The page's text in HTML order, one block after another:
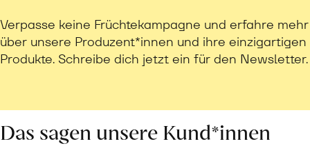
Verpasse keine Früchtekampagne und erfahre mehr
über unsere Produzent*innen und ihre einzigartigen
Produkte. Schreibe dich jetzt ein für den Newsletter.
Das sagen unsere Kund*innen